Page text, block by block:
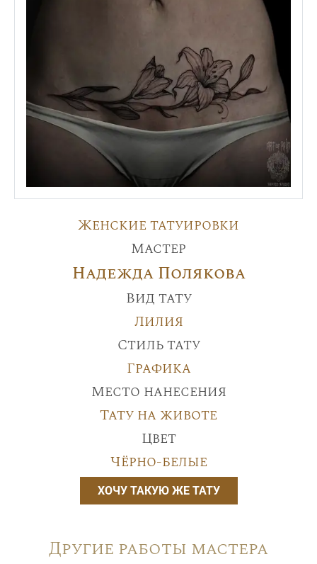
Женские татуировки
Мастер
Надежда Полякова
Вид тату
Лилия
Стиль тату
Графика
Место нанесения
Тату на животе
Цвет
Чёрно-белые
ХОЧУ ТАКУЮ ЖЕ ТАТУ
Другие работы мастера